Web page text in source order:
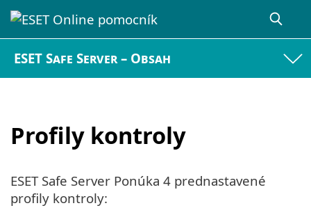
ESET Safe Server – Obsah
Profily kontroly
ESET Safe Server Ponúka 4 prednastavené
profily kontroly: